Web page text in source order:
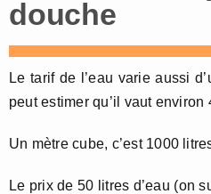
douche
Le tarif de l’eau varie aussi
peut estimer qu’il vaut environ
Un mètre cube, c’est 1000
Le prix de 50 litres d’eau (on